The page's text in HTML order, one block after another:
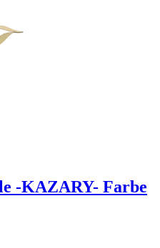
-KAZARY- Farbe